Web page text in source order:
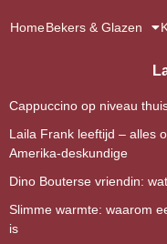
HomeBekers & Glazen
Cappuccino op niveau
Laila Frank leeftijd – alles
Amerika-deskundige
Dino Bouterse vriendin:
Slimme warmte: waarom
is